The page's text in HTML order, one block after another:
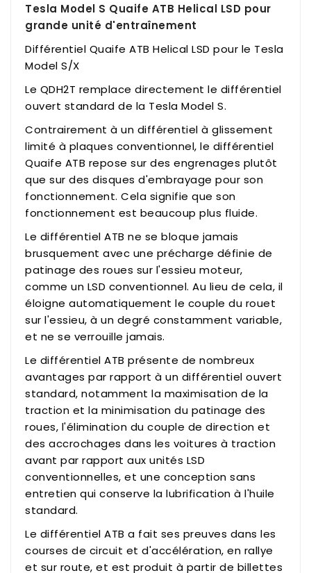
Tesla Model S Quaife ATB Helical LSD pour
grande unité d'entraînement
Différentiel Quaife ATB Helical LSD pour le Tesla
Model S/X
Le QDH2T remplace directement le différentiel
ouvert standard de la Tesla Model S.
Contrairement à un différentiel à glissement
limité à plaques conventionnel, le différentiel
Quaife ATB repose sur des engrenages plutôt
que sur des disques d'embrayage pour son
fonctionnement. Cela signifie que son
fonctionnement est beaucoup plus fluide.
Le différentiel ATB ne se bloque jamais
brusquement avec une précharge définie de
patinage des roues sur l'essieu moteur,
comme un LSD conventionnel. Au lieu de cela, il
éloigne automatiquement le couple du rouet
sur l'essieu, à un degré constamment variable,
et ne se verrouille jamais.
Le différentiel ATB présente de nombreux
avantages par rapport à un différentiel ouvert
standard, notamment la maximisation de la
traction et la minimisation du patinage des
roues, l'élimination du couple de direction et
des accrochages dans les voitures à traction
avant par rapport aux unités LSD
conventionnelles, et une conception sans
entretien qui conserve la lubrification à l'huile
standard.
Le différentiel ATB a fait ses preuves dans les
courses de circuit et d'accélération, en rallye
et sur route, et est produit à partir de billettes